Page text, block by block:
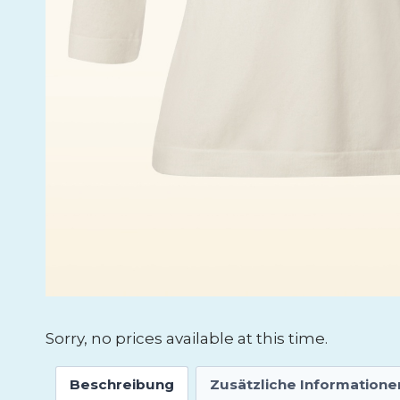
Sorry, no prices available at this time.
Beschreibung Zusätzliche